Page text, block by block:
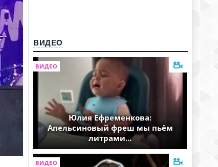
ВИДЕО
ВИДЕО
Юлия Ефременкова:
Апельсиновый фреш мы пьём
литрами...
ВИДЕО